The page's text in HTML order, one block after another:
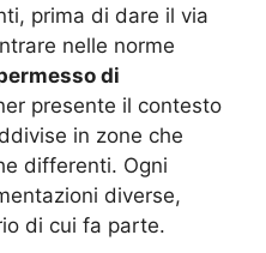
prima di dare il via
nelle norme
di
presente il contesto
in zone che
differenti. Ogni
diverse,
di cui fa parte.